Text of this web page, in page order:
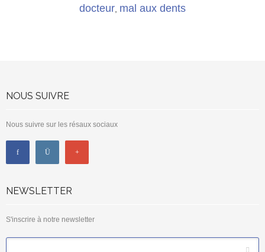
docteur mal aux dents
NOUS SUIVRE
Nous suivre sur les résaux sociaux
NEWSLETTER
S'inscrire à notre newsletter